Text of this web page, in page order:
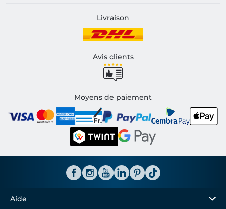
Livraison
Avis clients
Moyens de paiement
Aide